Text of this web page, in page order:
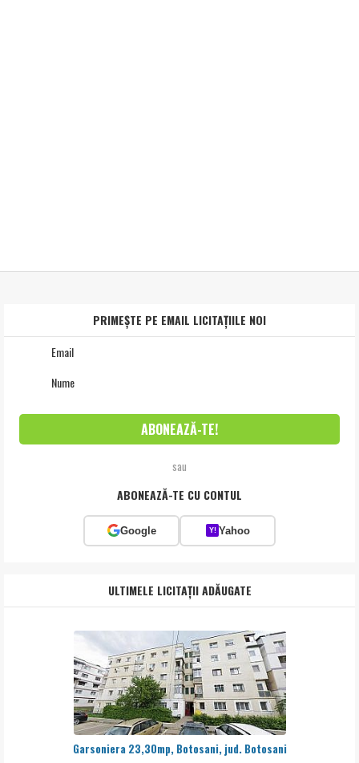
PRIMEȘTE PE EMAIL LICITAȚIILE NOI
sau
ABONEAZĂ-TE CU CONTUL
Google Y! Yahoo
ULTIMELE LICITAȚII ADĂUGATE
Garsoniera 23,30mp, Botosani, jud. Botosani